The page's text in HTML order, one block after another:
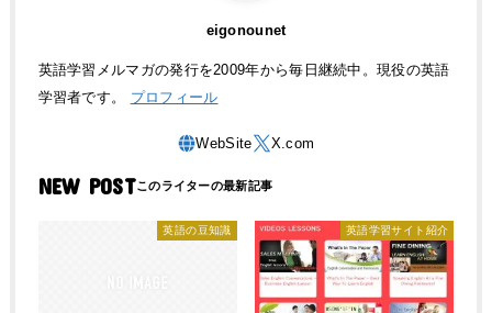
eigonounet
英語学習メルマガの発行を2009年から毎日継続中。現役の英語
学習者です。 プロフィール
NEW POST
英語の豆知識 英語学習サイト紹介